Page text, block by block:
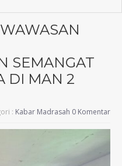
SEMANGAT
DI MAN 2
: Kabar Madrasah 0 Komentar